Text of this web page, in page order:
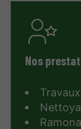
Nos